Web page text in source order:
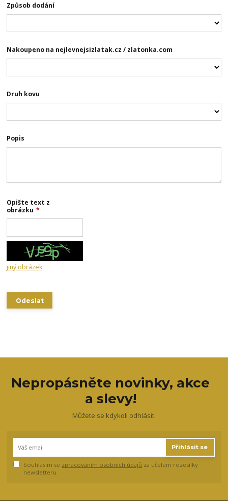
Způsob dodání
Nakoupeno na nejlevnejsizlatak.cz / zlatonka.com
Druh kovu
Popis
Opište text z
obrázku *
jiný obrázek
Nepropásněte novinky, akce
a slevy!
Můžete se kdykoli odhlásit.
Přihlásit se
Souhlasím se zpracováním osobních údajů za účelem rozesílky
newsletteru.